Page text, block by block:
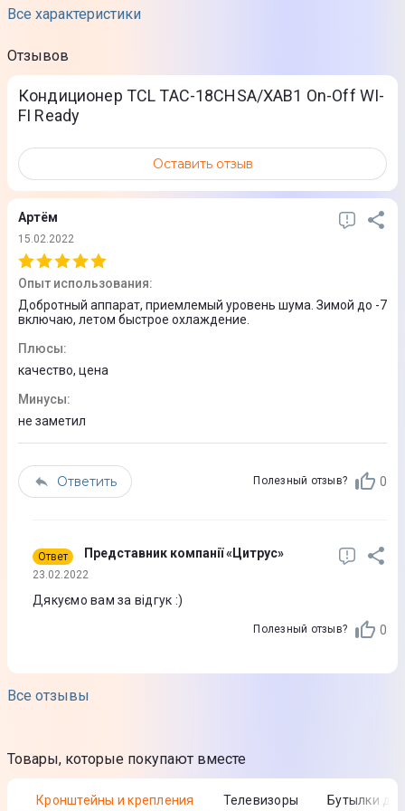
Все характеристики
Охлаждение
Ночной
Автоматический
Вентиляция
Осушение
Функции
Функция памяти
Управление со смартфона (WI-FI)
При покупке модуля WIFI
Дисплей
Технические характеристики
Рабочая температура
Дегидратация
Напряжение
220-240 В
Класс энергоэффективности (охлаждение)
Класс энергоэффективности (обогрев)
А
7.6 A
Номинальный ток (обогрев)
Отзывов
Кондиционер TCL TAC-18CHSA/XAB1 On-Off WI-
FI Ready
Оставить отзыв
Артём
15.02.2022
Опыт использования:
Добротный аппарат, приемлемый уровень шума. Зимой до -7
включаю, летом быстрое охлаждение.
Плюсы:
качество, цена
Минусы:
не заметил
Ответить Полезный отзыв? 0
Ответ Представник компанії «Цитрус»
23.02.2022
Дякуємо вам за відгук :)
Полезный отзыв? 0
Все отзывы
Товары, которые покупают вместе
Кронштейны и крепления Телевизоры Бутылки